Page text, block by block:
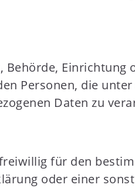
Einrichtung
Personen, die
Daten zu
für den
oder einer